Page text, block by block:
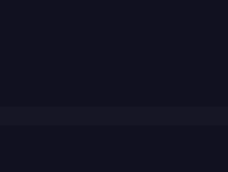
conocimiento práctico,